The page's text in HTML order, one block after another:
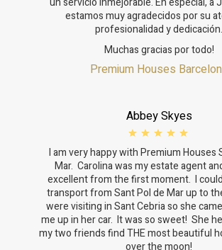
estamos muy agradecidos por su
profesionalidad y dedicación.
Muchas gracias por todo!
Premium Houses
Abbey Skyes
I am very happy with Premium Houses
Mar. Carolina was my estate agent
excellent from the first moment. I
transport from Sant Pol de Mar up to
were visiting in Sant Cebria so she
me up in her car. It was so sweet! She
my two friends find THE most beautiful
over the moon!